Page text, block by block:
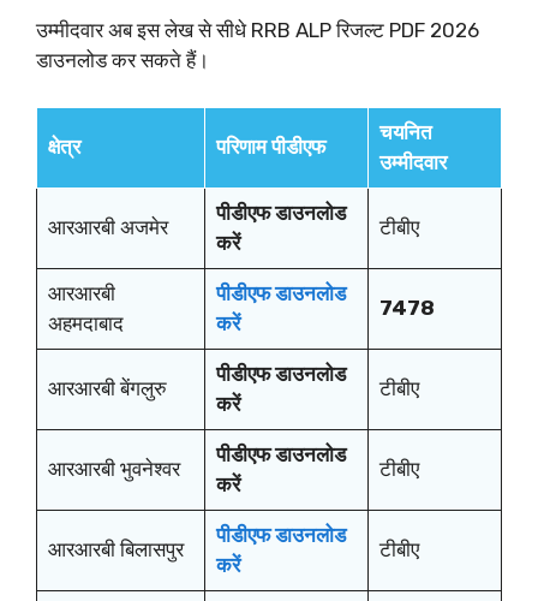
उम्मीदवार अब इस लेख से सीधे RRB ALP रिजल्ट PDF 2026
डाउनलोड कर सकते हैं।
क्षेत्र परिणाम पीडीएफ
चयनित
उम्मीदवार
आरआरबी अजमेर
पीडीएफ डाउनलोड
करें
टीबीए
आरआरबी
अहमदाबाद
पीडीएफ डाउनलोड
करें
7478
आरआरबी बेंगलुरु
पीडीएफ डाउनलोड
करें
टीबीए
आरआरबी भुवनेश्वर
पीडीएफ डाउनलोड
करें
टीबीए
आरआरबी बिलासपुर
पीडीएफ डाउनलोड
करें
टीबीए